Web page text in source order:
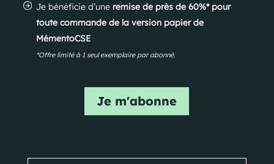
Je bénéficie d’une remise de près de 60%* pour
toute commande de la version papier de
MémentoCSE
*Offre limité à 1 seul exemplaire par abonné.
Je m'abonne